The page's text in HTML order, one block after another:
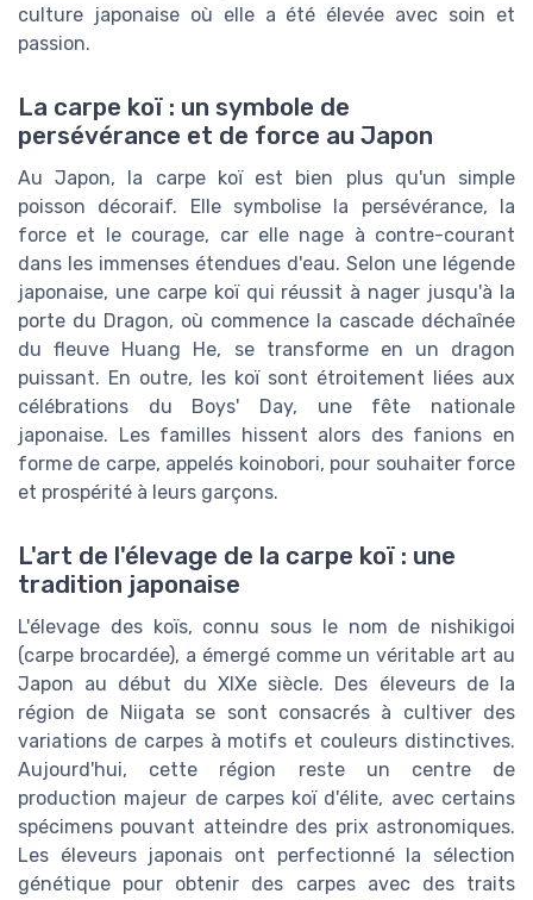
culture japonaise où elle a été élevée avec soin et
passion.
La carpe koï : un symbole de
persévérance et de force au Japon
Au Japon, la carpe koï est bien plus qu'un simple
poisson décoraif. Elle symbolise la persévérance, la
force et le courage, car elle nage à contre-courant
dans les immenses étendues d'eau. Selon une légende
japonaise, une carpe koï qui réussit à nager jusqu'à la
porte du Dragon, où commence la cascade déchaînée
du fleuve Huang He, se transforme en un dragon
puissant. En outre, les koï sont étroitement liées aux
célébrations du Boys' Day, une fête nationale
japonaise. Les familles hissent alors des fanions en
forme de carpe, appelés koinobori, pour souhaiter force
et prospérité à leurs garçons.
L'art de l'élevage de la carpe koï : une
tradition japonaise
L'élevage des koïs, connu sous le nom de nishikigoi
(carpe brocardée), a émergé comme un véritable art au
Japon au début du XIXe siècle. Des éleveurs de la
région de Niigata se sont consacrés à cultiver des
variations de carpes à motifs et couleurs distinctives.
Aujourd'hui, cette région reste un centre de
production majeur de carpes koï d'élite, avec certains
spécimens pouvant atteindre des prix astronomiques.
Les éleveurs japonais ont perfectionné la sélection
génétique pour obtenir des carpes avec des traits